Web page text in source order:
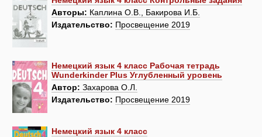
Авторы: Каплина О.В., Бакирова И.Б.
Издательство: Просвещение 2019
Немецкий язык 4 класс Рабочая тетрадь
Wunderkinder Plus Углубленный уровень
Автор: Захарова О.Л.
Издательство: Просвещение 2019
Немецкий язык 4 класс